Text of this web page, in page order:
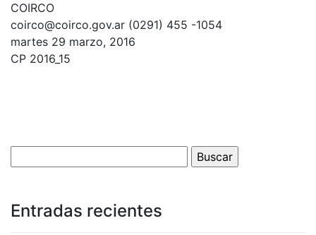
COIRCO
coirco@coirco.gov.ar (0291) 455 -1054
martes 29 marzo, 2016
CP 2016_15
Entradas recientes